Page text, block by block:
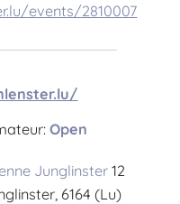
events/2810007
Open
Junglinster 12
6164 (Lu)